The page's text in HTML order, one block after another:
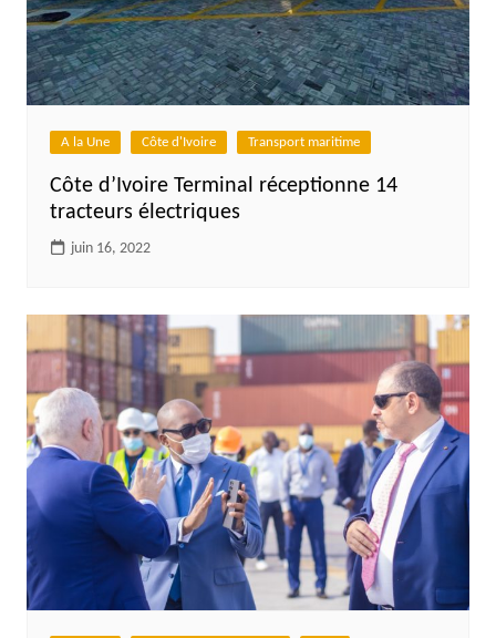
A la Une Côte d'Ivoire Transport maritime
Côte d’Ivoire Terminal réceptionne 14
tracteurs électriques
juin 16, 2022